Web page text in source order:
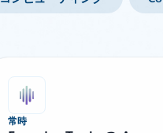
常時